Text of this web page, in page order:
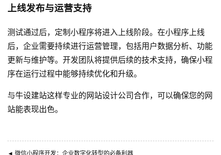
上线发布与运营支持
测试通过后，定制小程序将进入上线阶段。在小程序上线
后，企业需要持续进行运营管理，包括用户数据分析、功能
更新与维护等。开发团队将提供后续的技术支持，确保小程
序在运行过程中能够持续优化和升级。
与牛设建站这样专业的网站设计公司合作，可以确保您的网
站能表现出色。
◄ 微信小程序开发：企业数字化转型的必备利器